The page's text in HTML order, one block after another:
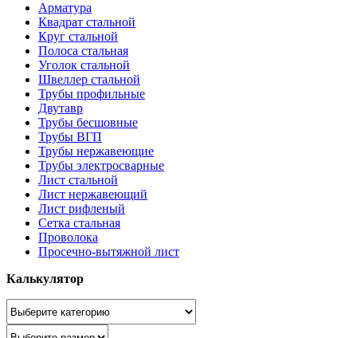
Арматура
Квадрат стальной
Круг стальной
Полоса стальная
Уголок стальной
Швеллер стальной
Трубы профильные
Двутавр
Трубы бесшовные
Трубы ВГП
Трубы нержавеющие
Трубы электросварные
Лист стальной
Лист нержавеющий
Лист рифленый
Сетка стальная
Проволока
Просечно-вытяжной лист
Калькулятор